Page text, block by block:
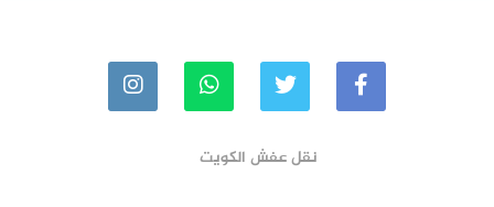
نقل عفش الكويت